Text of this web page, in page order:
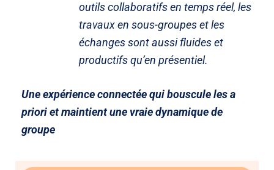
outils collaboratifs en temps réel, les
travaux en sous-groupes et les
échanges sont aussi fluides et
productifs qu’en présentiel.
Une expérience connectée qui bouscule les a
priori et maintient une vraie dynamique de
groupe